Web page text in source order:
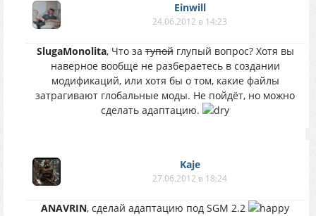
Einwill
24.06.2012 в 14:23
SlugaMonolita, Что затупойглупый вопрос? Хотя вы
наверное вообще не разбераетесь в создании
модификаций, или хотя бы о том, какие файлы
затрагивают глобальные моды. Не пойдёт, но можно
сделать адаптацию.
Kaje
27.06.2012 в 18:24
ANAVRIN, сделай адаптацию под SGM 2.2